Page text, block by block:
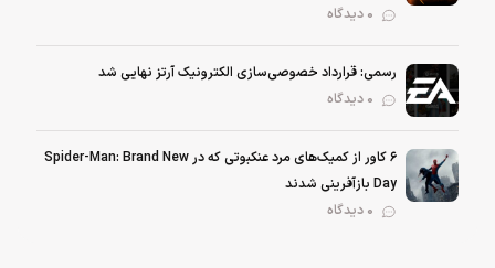
رسمی: قرارداد خصوصی‌سازی الکترونیک آرتز نهایی شد
۶ کاور از کمیک‌های مرد عنکبوتی که در Spider-Man: Brand New
Day بازآفرینی شدند